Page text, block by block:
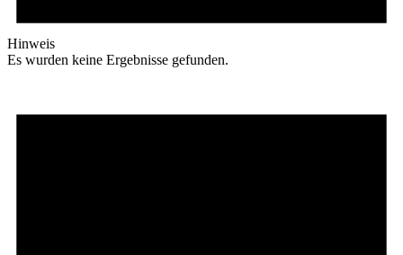
Hinweis
Es wurden keine Ergebnisse gefunden.